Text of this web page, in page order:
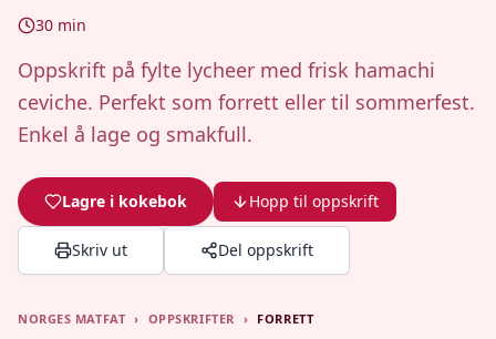
30 min
Oppskrift på fylte lycheer med frisk hamachi
ceviche. Perfekt som forrett eller til sommerfest.
Enkel å lage og smakfull.
Lagre i kokebok Hopp til oppskrift
Skriv ut Del oppskrift
NORGES MATFAT › OPPSKRIFTER › FORRETT